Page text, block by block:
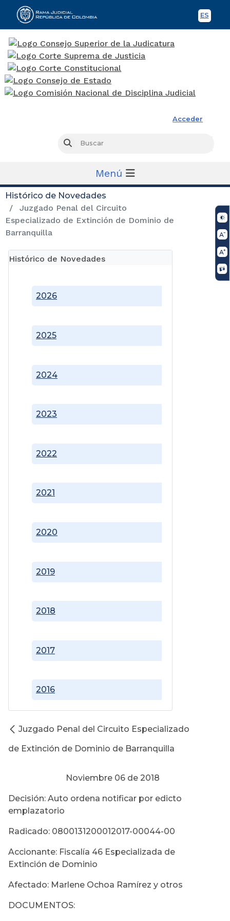
ES
Acceder
Buscar
Menú
Histórico de Novedades
Juzgado Penal del Circuito
Especializado de Extinción de Dominio de
Barranquilla
Histórico de Novedades
2016
2017
2018
2019
2020
2021
2022
2023
2024
2025
2026
Juzgado Penal del Circuito Especializado
de Extinción de Dominio de Barranquilla
Noviembre 06 de 2018
Decisión: Auto ordena notificar por edicto
emplazatorio
Radicado: 0800131200012017-00044-00
Accionante: Fiscalía 46 Especializada de
Extinción de Dominio
Afectado: Marlene Ochoa Ramírez y otros
DOCUMENTOS: